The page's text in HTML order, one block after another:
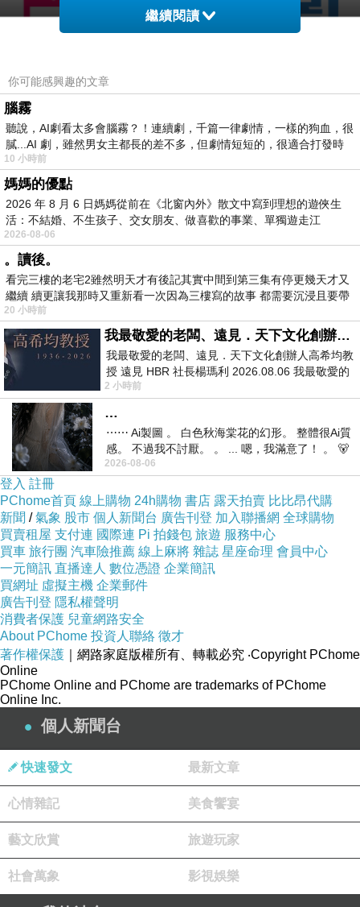
訂房優惠
繼續閱讀
你可能感興趣的文章
腦霧
聽說，AI劇看太多會腦霧？！連續劇，千篇一律劇情，一樣的狗血，很
膩...AI 劇，雖然男女主都長的差不多，但劇情短短的，很適合打發時
10 小時前
媽媽的優點
2026 年 8 月 6 日媽媽從前在《北窗內外》散文中寫到理想的遊俠生
活：不結婚、不生孩子、交女朋友、做喜歡的事業、單獨遊走江
湖⋯⋯，
2026-08-06
。讀後。
看完三樓的老宅2雖然明天才有後記其實中間到第三集有停更幾天才又
繼續 續更讓我那時又重新看一次因為三樓寫的故事 都需要沉浸且要帶
有
20 小時前
我最敬愛的老闆、遠見．天下文化創辦人高希均教授
我最敬愛的老闆、遠見．天下文化創辦人高希均教
授 遠見 HBR 社長楊瑪利 2026.08.06 我最敬愛的
老闆、遠見．天下文化創辦人高希均教
2 小時前
…
⋯⋯ Ai製圖 。 白色秋海棠花的幻形。 整體很Ai質
感。 不過我不討厭。 。 ... 嗯，我滿意了！ 。 🐻
昨中
2026-08-06
登入 註冊
PChome首頁 線上購物 24h購物 書店 露天拍賣 比比昂代購
新聞 /氣象 股市 個人新聞台 廣告刊登 加入聯播網 全球購物
買賣租屋 支付連 國際連 Pi 拍錢包 旅遊 服務中心
買車 旅行團 汽車險推薦 線上麻將 雜誌 星座命理 會員中心
一元簡訊 直播達人 數位憑證 企業簡訊
買網址 虛擬主機 企業郵件
廣告刊登 隱私權聲明
消費者保護 兒童網路安全
About PChome 投資人聯絡 徵才
著作權保護 ｜網路家庭版權所有、轉載必究 ‧Copyright PChome
Online
PChome Online and PChome are trademarks of PChome
Online Inc.
個人新聞台
快速發文 最新文章
心情雜記 美食饗宴
藝文欣賞 旅遊玩家
社會萬象 影視娛樂